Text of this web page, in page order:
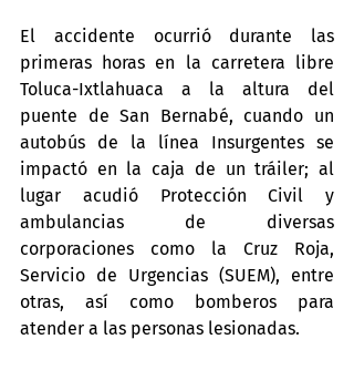
El accidente ocurrió durante las
primeras horas en la carretera libre
Toluca-Ixtlahuaca a la altura del
puente de San Bernabé, cuando un
autobús de la línea Insurgentes se
impactó en la caja de un tráiler; al
lugar acudió Protección Civil y
ambulancias de diversas
corporaciones como la Cruz Roja,
Servicio de Urgencias (SUEM), entre
otras, así como bomberos para
atender a las personas lesionadas.